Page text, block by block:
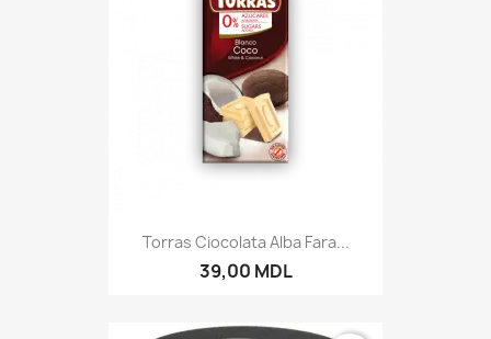
Torras Ciocolata Alba Fara...
39,00 MDL